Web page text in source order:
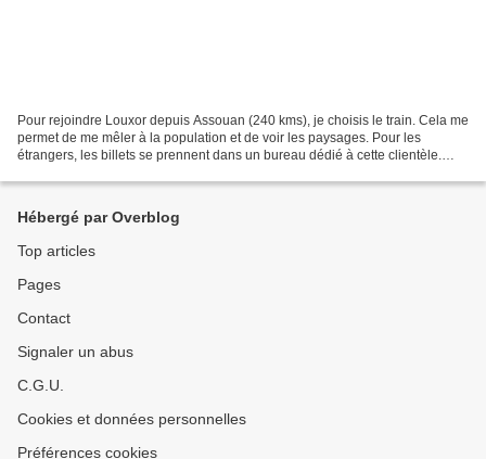
Pour rejoindre Louxor depuis Assouan (240 kms), je choisis le train. Cela me
permet de me mêler à la population et de voir les paysages. Pour les
étrangers, les billets se prennent dans un bureau dédié à cette clientèle.
Hébergé par Overblog
Top articles
Pages
Contact
Signaler un abus
C.G.U.
Cookies et données personnelles
Préférences cookies